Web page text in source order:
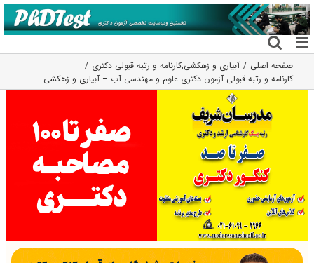
رفتن
به
محتوا
صفحه اصلی آبیاری و زهکشی,کارنامه و رتبه قبولی دکتری
کارنامه و رتبه قبولی آزمون دکتری ﻋﻠﻮم و ﻣﻬﻨﺪسی آب – آبیاری و زهکشی